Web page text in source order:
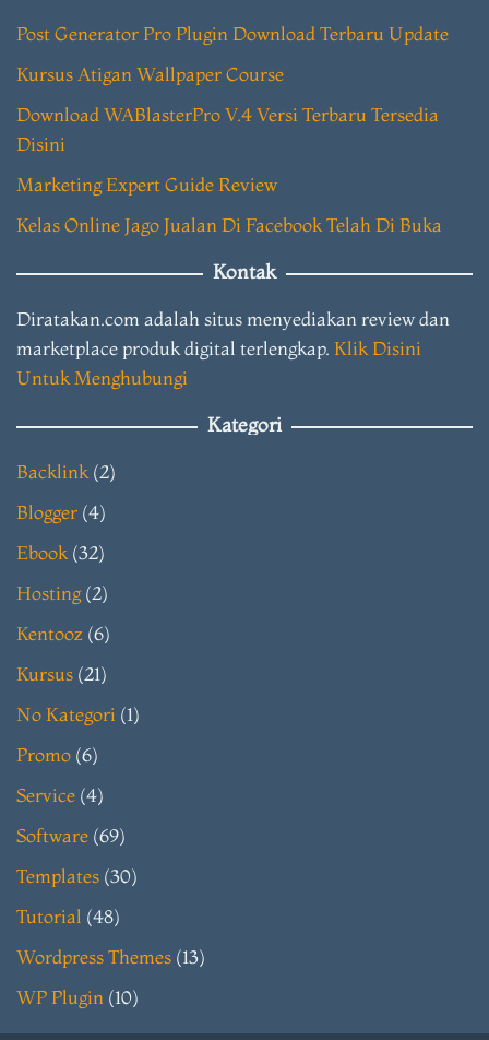
Post Generator Pro Plugin Download Terbaru Update
Kursus Atigan Wallpaper Course
Download WABlasterPro V.4 Versi Terbaru Tersedia
Disini
Marketing Expert Guide Review
Kelas Online Jago Jualan Di Facebook Telah Di Buka
Kontak
Diratakan.com adalah situs menyediakan review dan
marketplace produk digital terlengkap. Klik Disini
Untuk Menghubungi
Kategori
Backlink (2)
Blogger (4)
Ebook (32)
Hosting(2)
Kentooz (6)
Kursus (21)
No Kategori (1)
Promo (6)
Service (4)
Software (69)
Templates (30)
Tutorial (48)
Wordpress Themes (13)
WP Plugin (10)